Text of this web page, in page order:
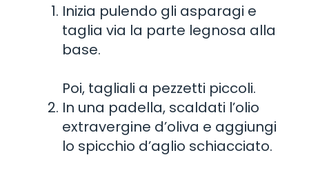
Inizia pulendo gli asparagi e
taglia via la parte legnosa alla
base.
Poi, tagliali a pezzetti piccoli.
In una padella, scaldati l’olio
extravergine d’oliva e aggiungi
lo spicchio d’aglio schiacciato.